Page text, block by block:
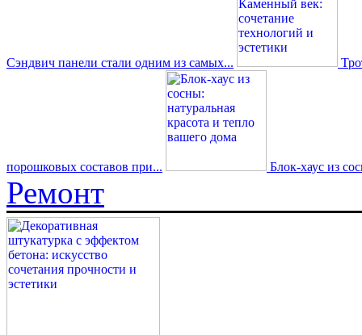
Сэндвич панели стали одним из самых...
порошковых составов при... Блок-хаус из
Ремонт